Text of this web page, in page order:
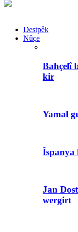
Destpêk
Nûçe
Bahçelî
kir
Yamal
Îspanya
Jan
wergirt